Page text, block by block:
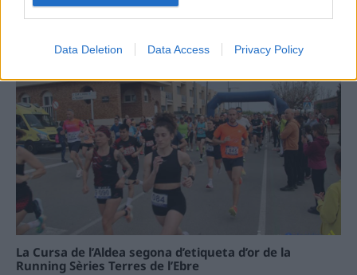
Data Deletion Data Access Privacy Policy
La Cursa de l’Aldea segona d’etiqueta d’or de la
Running Sèries Terres de l’Ebre